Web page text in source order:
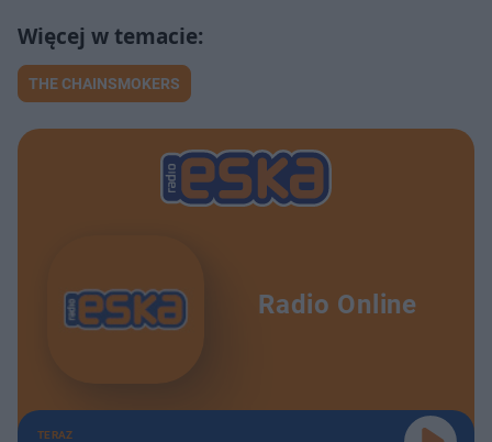
THE CHAINSMOKERS
Radio Online
TERAZ